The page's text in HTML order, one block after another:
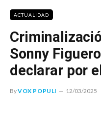
ACTUALIDAD
Sonny
declarar por
ByVOX POPULI 12/03/2025